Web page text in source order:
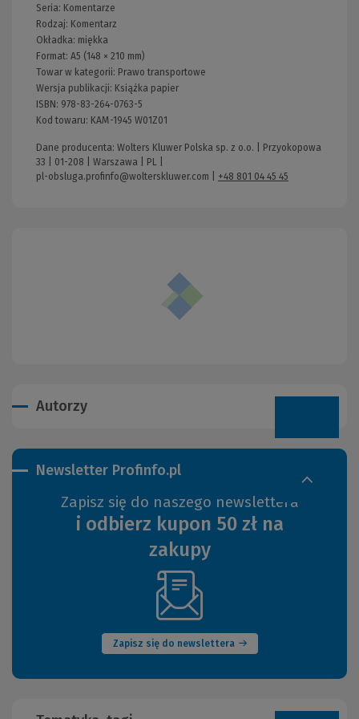
Seria: Komentarze
Rodzaj: Komentarz
Okładka: miękka
Format: A5 (148 × 210 mm)
Towar w kategorii: Prawo transportowe
Wersja publikacji: Książka papier
ISBN: 978-83-264-0763-5
Kod towaru: KAM-1945 W01Z01
Dane producenta: Wolters Kluwer Polska sp. z o.o. | Przyokopowa
33 | 01-208 | Warszawa | PL |
pl-obsluga.profinfo@wolterskluwer.com
+48 801 04 45 45
Autorzy
Newsletter Profinfo.pl
Zapisz się do naszego newslettera
i odbierz kupon 50 zł na
zakupy
Zapisz się do newslettera
(Nowe
okno)